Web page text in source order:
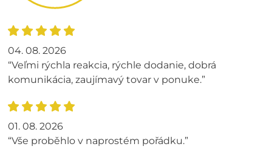
04. 08. 2026
“Veľmi rýchla reakcia, rýchle dodanie, dobrá
komunikácia, zaujímavý tovar v ponuke.”
01. 08. 2026
“Vše proběhlo v naprostém pořádku.”